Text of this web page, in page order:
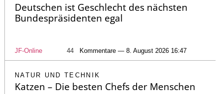
Deutschen ist Geschlecht des nächsten
Bundespräsidenten egal
JF-Online 44 Kommentare — 8. August 2026 16:47
NATUR UND TECHNIK
Katzen – Die besten Chefs der Menschen